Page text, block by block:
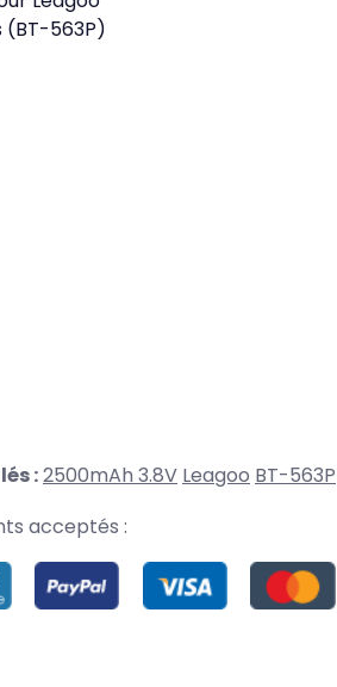
:2500mAh 3.8V Leagoo BT-563P
acceptés :